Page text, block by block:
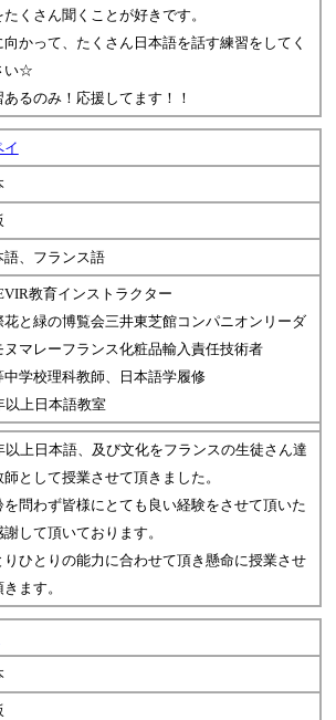
たくさん聞くことが好きです。
向かって、たくさん日本語を話す練習をしてく
い☆
あるのみ！応援してます！！
イ
語、フランス語
教育インストラクター
花と緑の博覧会三井東芝館コンパニオンリーダ
ヌマレーフランス化粧品輸入責任技術者
中学校理科教師、日本語学履修
以上日本語教室
以上日本語、及び文化をフランスの生徒さん達
師として授業させて頂きました。
を問わず皆様にとても良い経験をさせて頂いた
謝して頂いております。
りひとりの能力に合わせて頂き懸命に授業させ
ます。